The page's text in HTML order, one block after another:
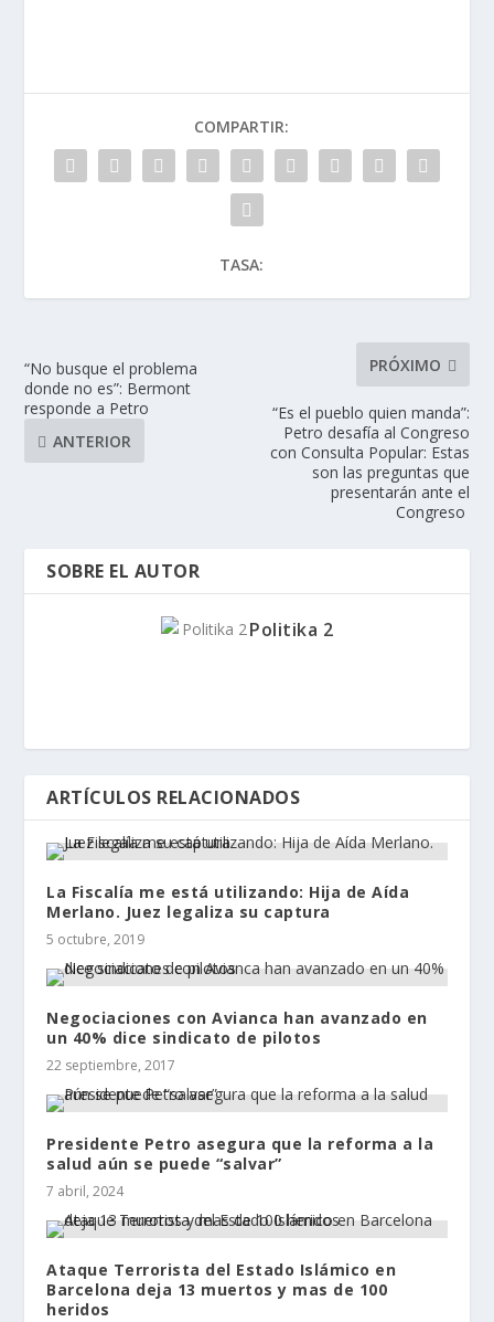
COMPARTIR:
TASA:
“No busque el problema
donde no es”: Bermont
responde a Petro
ANTERIOR
PRÓXIMO
“Es el pueblo quien manda”:
Petro desafía al Congreso
con Consulta Popular: Estas
son las preguntas que
presentarán ante el
Congreso
SOBRE EL AUTOR
Politika 2
ARTÍCULOS RELACIONADOS
La Fiscalía me está utilizando: Hija de Aída
Merlano. Juez legaliza su captura
5 octubre, 2019
Negociaciones con Avianca han avanzado en
un 40% dice sindicato de pilotos
22 septiembre, 2017
Presidente Petro asegura que la reforma a la
salud aún se puede “salvar”
7 abril, 2024
Ataque Terrorista del Estado Islámico en
Barcelona deja 13 muertos y mas de 100
heridos